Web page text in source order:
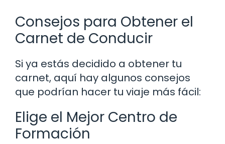
Consejos para Obtener el
Carnet de Conducir
Si ya estás decidido a obtener tu
carnet, aquí hay algunos consejos
que podrían hacer tu viaje más fácil:
Elige el Mejor Centro de
Formación